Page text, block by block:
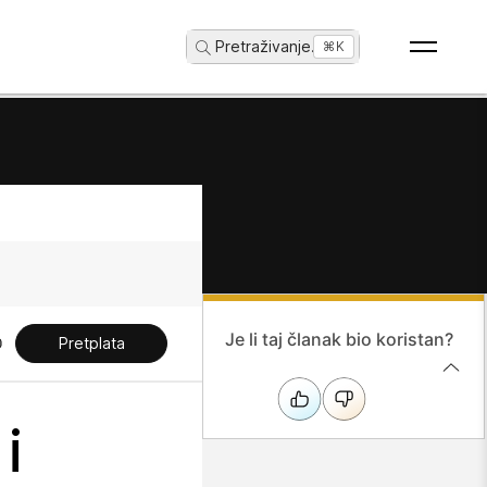
Pretraživanje... ⌘K
Pretplata Je li taj članak bio koristan?